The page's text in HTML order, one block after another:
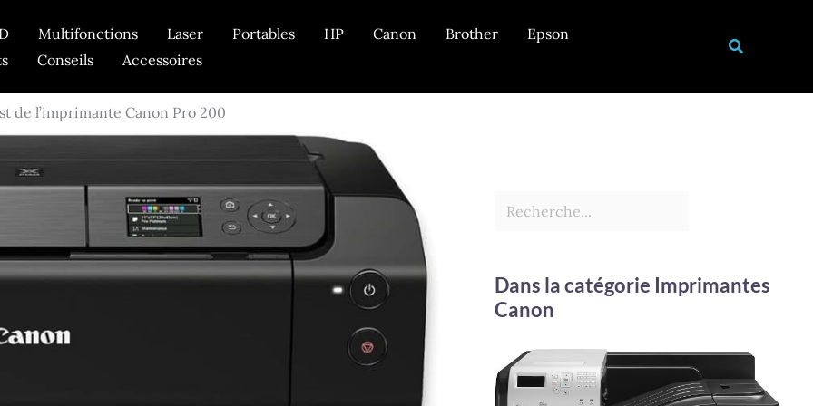
Multifonctions Laser Portables HP Canon Brother
Epson
Conseils Accessoires
de l’imprimante Canon Pro 200
Dans la catégorie Imprimantes
Canon